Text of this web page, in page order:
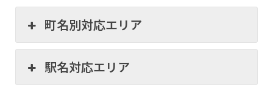
町名別対応エリア
駅名対応エリア